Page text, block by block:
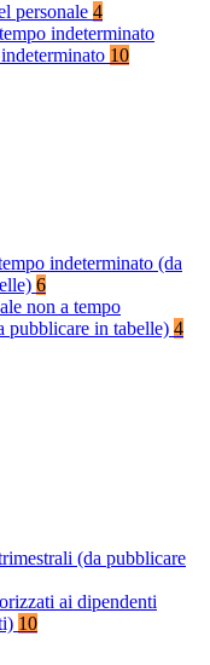
personale 4
indeterminato
10
indeterminato (da
6
non a tempo
pubblicare in tabelle) 4
(da pubblicare
ai dipendenti
10